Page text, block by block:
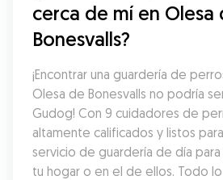
cerca de mí en Olesa
Bonesvalls?
¡Encontrar una guardería de
Olesa de Bonesvalls no podría
Gudog! Con 9 cuidadores de
altamente calificados y listos
servicio de guardería de día
tu hogar o en el de ellos. Todo